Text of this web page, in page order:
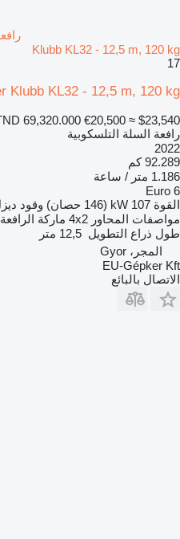
Klubb KL32 - 12,5 m, 120 kg
17
Klubb KL32 - 12,5 m, 120 kg
69,320.000 €20,500 ≈ $23,540
رافعة السلة التلسكوبية
2022
92.289 كم
1.186 متر / ساعة
Euro 6
القوة 107 kW (146 حصان) وقود
مواصفات المحاور 4x2 ماركة الرافعة
طول ذراع التطويل 12,5 متر
المجر، Gyor
EU-Gépker Kft
الاتصال بالبائع